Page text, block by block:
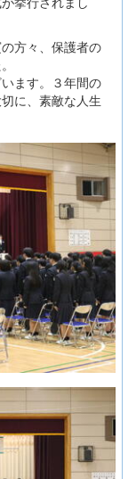
方々、保護者の
ます。３年間の
に、素敵な人生